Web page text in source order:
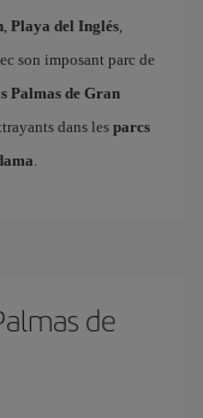
, Playa del Inglés,
son imposant parc de
Palmas de Gran
dans les parcs
.
de